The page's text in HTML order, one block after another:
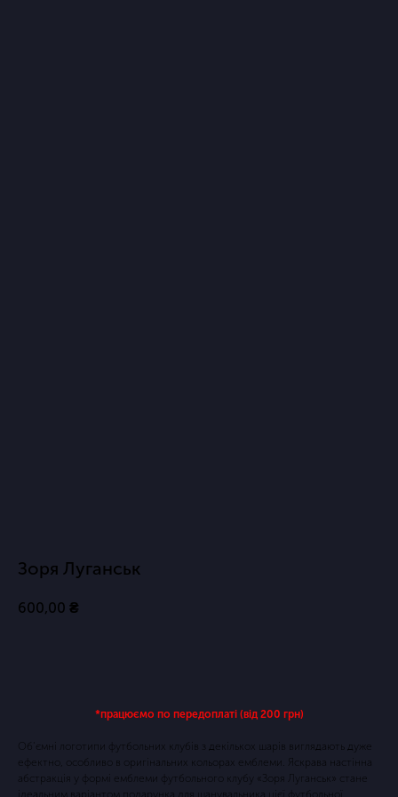
Зоря Луганськ
600,00 ₴
*працюємо по передоплаті (від 200 грн)
Об'ємні логотипи футбольних клубів з декількох шарів виглядають дуже
ефектно, особливо в оригінальних кольорах емблеми. Яскрава настінна
абстракція у формі емблеми футбольного клубу «Зоря Луганськ» стане
ідеальним варіантом подарунка для шанувальника цієї футбольної